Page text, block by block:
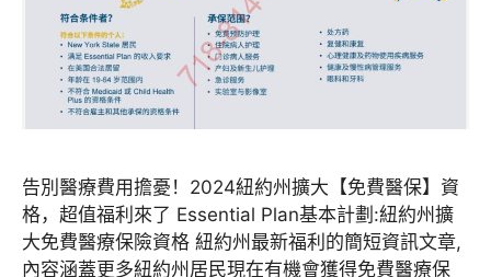
告別醫療費用擔憂！2024紐約州擴大【免費醫保】資
格，超值福利來了 Essential Plan基本計劃:紐約州擴
大免費醫療保險資格 紐約州最新福利的簡短資訊文章,
內容涵蓋更多紐約州居民現在有機會獲得免費醫療保